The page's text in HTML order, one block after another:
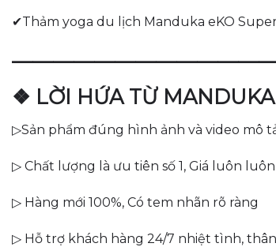
✔Thảm yoga du lịch Manduka eKO
❖ LỜI HỨA TỪ
▷Sản phẩm đúng hình ảnh và video mô
▷ Chất lượng là ưu tiên số 1, Giá luôn
▷ Hàng mới 100%, Có tem nhãn rõ ràng
▷ Hỗ trợ khách hàng 24/7 nhiệt tình,